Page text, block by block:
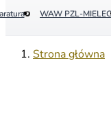
WAW PZL-MIELEC
Strona główna